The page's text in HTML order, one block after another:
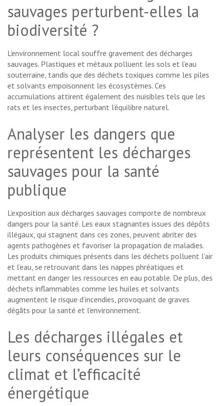
sauvages perturbent-elles la
biodiversité ?
L’environnement local souffre gravement des décharges
sauvages. Plastiques et métaux polluent les sols et l’eau
souterraine, tandis que des déchets toxiques comme les piles
et solvants empoisonnent les écosystèmes. Ces
accumulations attirent également des nuisibles tels que les
rats et les insectes, perturbant l’équilibre naturel.
Analyser les dangers que
représentent les décharges
sauvages pour la santé
publique
L’exposition aux décharges sauvages comporte de nombreux
dangers pour la santé. Les eaux stagnantes issues des dépôts
illégaux, qui stagnent dans ces zones, peuvent abriter des
agents pathogènes et favoriser la propagation de maladies.
Les produits chimiques présents dans les déchets polluent l’air
et l’eau, se retrouvant dans les nappes phréatiques et
mettant en danger les ressources en eau potable. De plus, des
déchets inflammables comme les huiles et solvants
augmentent le risque d’incendies, provoquant de graves
dégâts pour la santé et l’environnement.
Les décharges illégales et
leurs conséquences sur le
climat et l’efficacité
énergétique